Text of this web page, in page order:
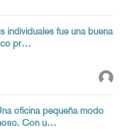
individuales fue una buena
pr…
oficina pequeña modo
Con u…